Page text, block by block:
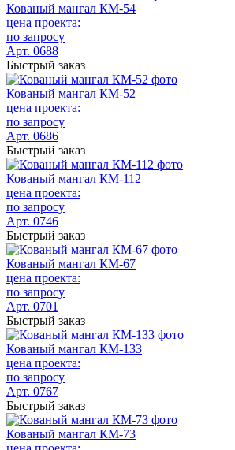
Кованый мангал КМ-54
цена проекта:
по запросу
Арт. 0688
Быстрый заказ
Кованый мангал КМ-52
цена проекта:
по запросу
Арт. 0686
Быстрый заказ
Кованый мангал КМ-112
цена проекта:
по запросу
Арт. 0746
Быстрый заказ
Кованый мангал КМ-67
цена проекта:
по запросу
Арт. 0701
Быстрый заказ
Кованый мангал КМ-133
цена проекта:
по запросу
Арт. 0767
Быстрый заказ
Кованый мангал КМ-73